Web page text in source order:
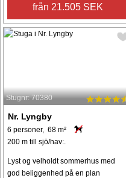
från 21.505 SEK
Stugnr: 70380
Nr. Lyngby
6 personer, 68 m²
200 m till sjö/hav:.
Lyst og velholdt sommerhus med
god beliggenhed på en plan